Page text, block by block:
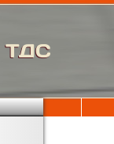
ТДС